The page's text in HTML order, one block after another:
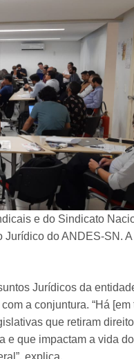
e do Sindicato
do ANDES-SN.
Jurídicos da
a conjuntura. “Há [em
que retiram
e que impactam a vida